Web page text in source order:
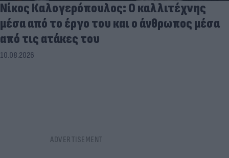
Νίκος Καλογερόπουλος: Ο καλλιτέχνης
μέσα από το έργο του και ο άνθρωπος μέσα
από τις ατάκες του
10.08.2026